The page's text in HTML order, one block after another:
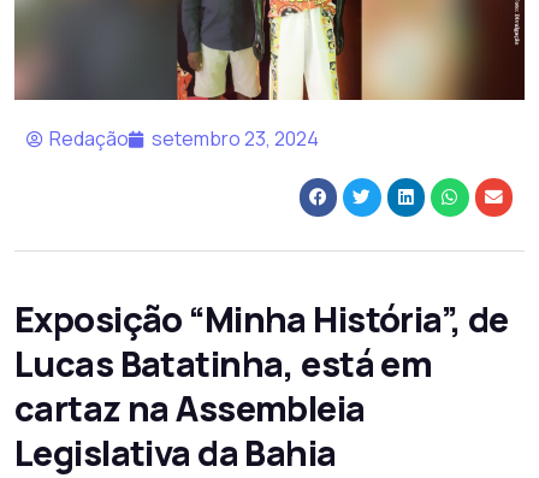
Redação setembro 23, 2024
Exposição “Minha História”, de
Lucas Batatinha, está em
cartaz na Assembleia
Legislativa da Bahia